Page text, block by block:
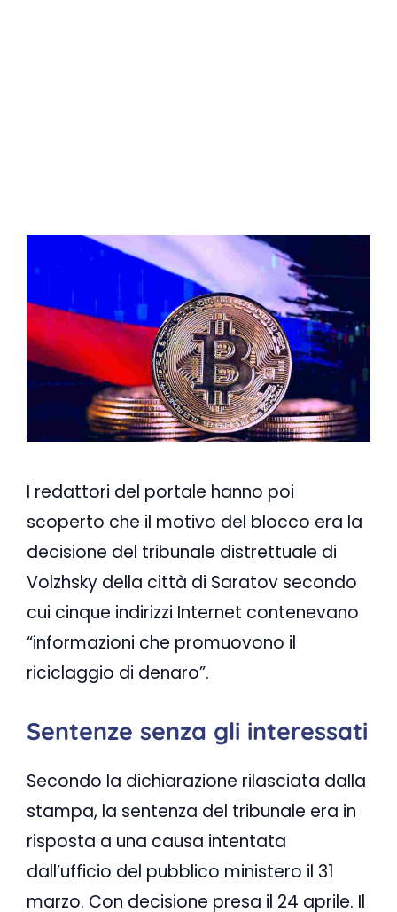
I redattori del portale hanno poi
scoperto che il motivo del blocco era la
decisione del tribunale distrettuale di
Volzhsky della città di Saratov secondo
cui cinque indirizzi Internet contenevano
“informazioni che promuovono il
riciclaggio di denaro”.
Sentenze senza gli interessati
Secondo la dichiarazione rilasciata dalla
stampa, la sentenza del tribunale era in
risposta a una causa intentata
dall’ufficio del pubblico ministero il 31
marzo. Con decisione presa il 24 aprile. Il